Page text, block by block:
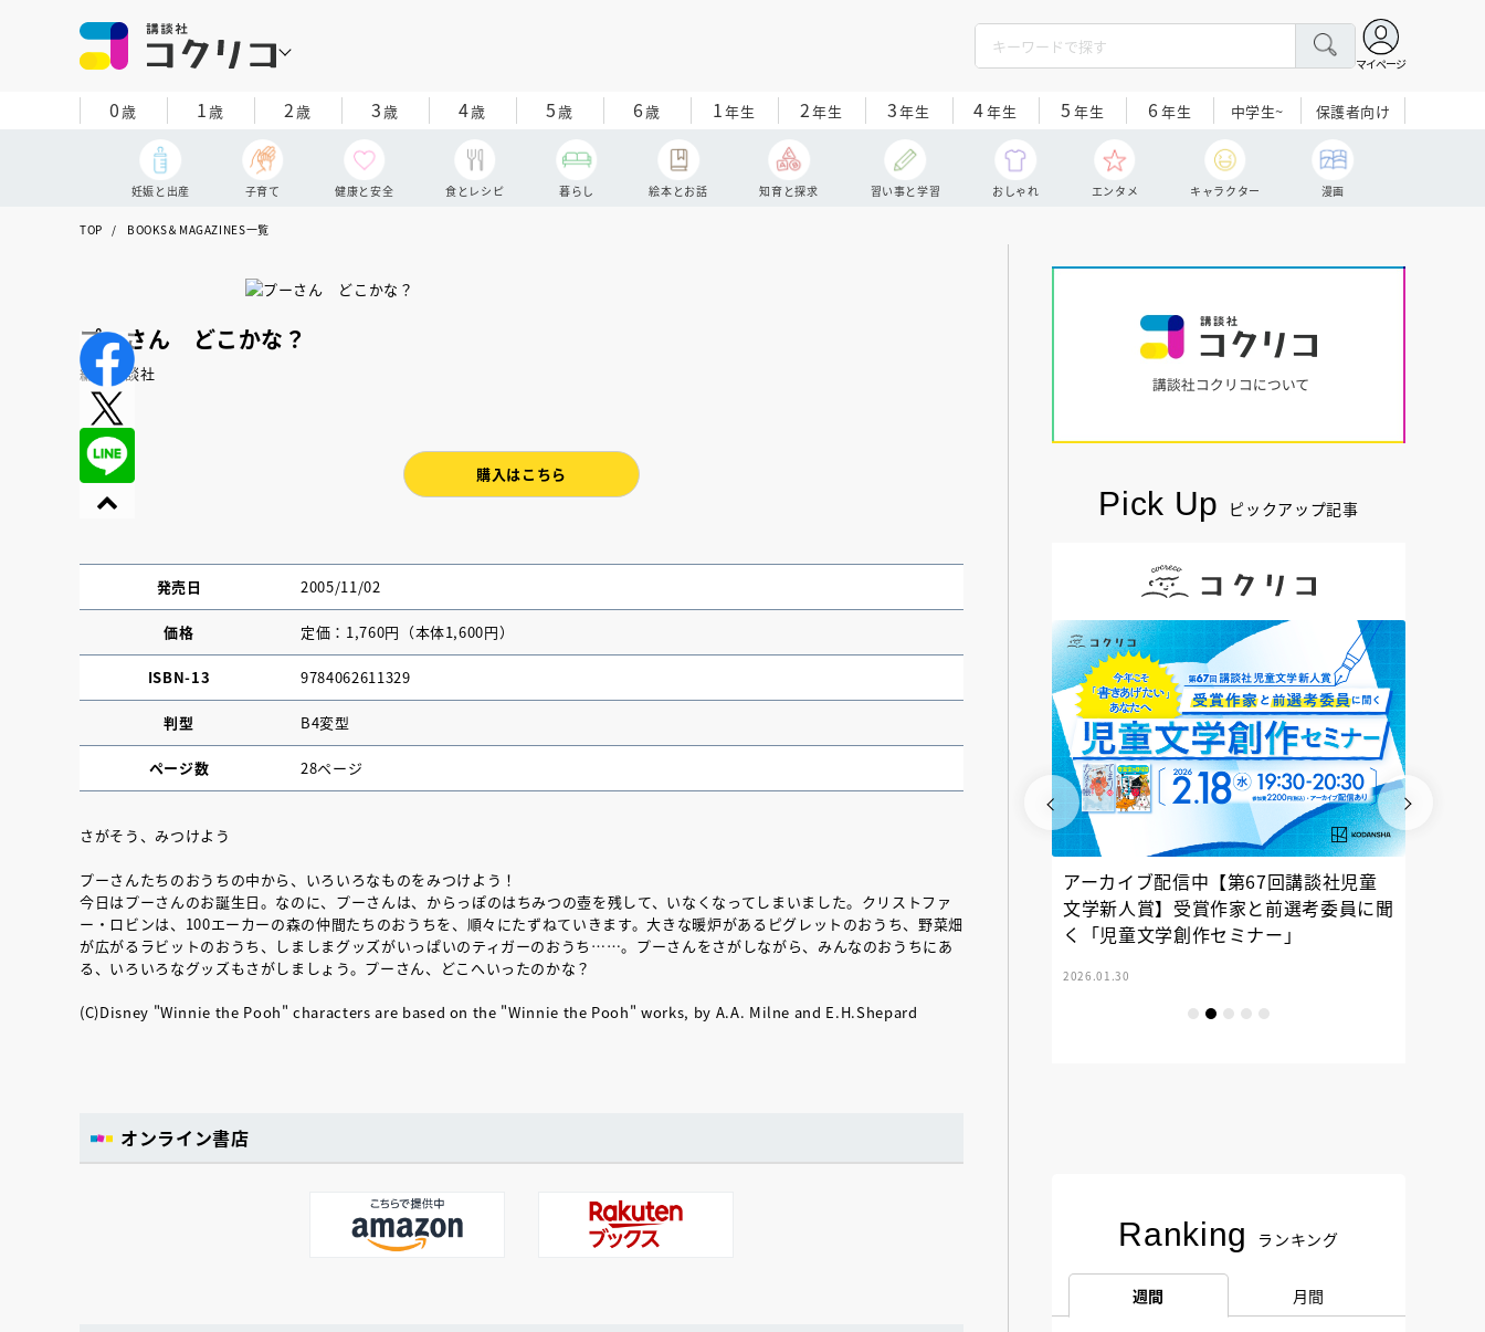
マイページ
0歳 1歳 2歳 3歳 4歳 5歳 6歳 1年生 2年生 3年生 4年生 5 年生 6年生 中学生~ 保護者向け
妊娠と出産 子育て 健康と安全 食とレシピ 暮らし 絵本とお話 知育と探求 習い事と学習 おしゃれ エンタメ キャラクター 漫画
TOP BOOKS＆MAGAZINES一覧
プーさん どこかな？
編：講談社
購入はこちら
発売日 2005/11/02
価格 定価：1,760円（本体1,600円）
ISBN-13 9784062611329
判型 B4変型
ページ数 28ページ
さがそう、みつけよう
プーさんたちのおうちの中から、いろいろなものをみつけよう！
今日はプーさんのお誕生日。なのに、プーさんは、からっぽのはちみつの壺を残して、いなくなってしまいました。クリストファ
ー・ロビンは、100エーカーの森の仲間たちのおうちを、順々にたずねていきます。大きな暖炉があるピグレットのおうち、野菜畑
が広がるラビットのおうち、しましまグッズがいっぱいのティガーのおうち……。プーさんをさがしながら、みんなのおうちにあ
る、いろいろなグッズもさがしましょう。プーさん、どこへいったのかな？
(C)Disney "Winnie the Pooh" characters are based on the "Winnie the Pooh" works, by A.A. Milne and E.H.Shepard
オンライン書店
Pick Up ピックアップ記事
『NO.６再会』（あさのあつこ）特設サ
イト ＃４ 2026年９月30日発売決定！
2025.02.17
アーカイブ配信中【第67回講談社児童
文学新人賞】受賞作家と前選考委員に聞
く「児童文学創作セミナー」
2026.01.30
Ranking ランキング
週間 月間